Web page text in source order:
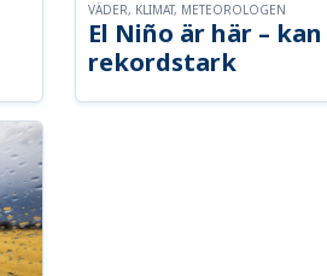
El Niño är här –
rekordstark
VÄDER, KLIMAT, METEOROLOGEN